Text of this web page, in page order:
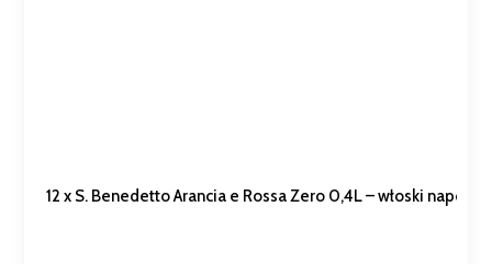
12 x S. Benedetto Arancia e Rossa Zero 0,4L – włoski napój